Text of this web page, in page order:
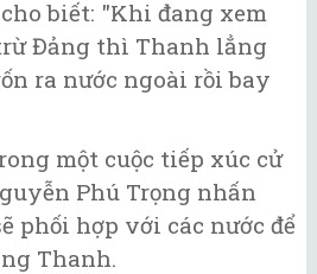
biết: "Khi đang xem
Đảng thì Thanh lẳng
ra nước ngoài rồi bay
một cuộc tiếp xúc cử
Phú Trọng nhấn
phối hợp với các nước để
Thanh.